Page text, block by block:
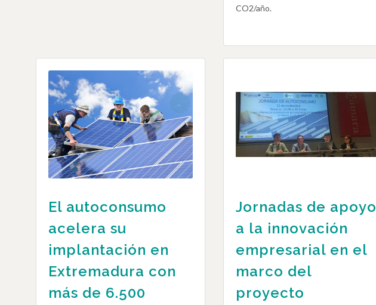
CO2/año.
El autoconsumo
acelera su
implantación en
Extremadura con
más de 6.500
Jornadas de apoyo
a la innovación
empresarial en el
marco del
proyecto